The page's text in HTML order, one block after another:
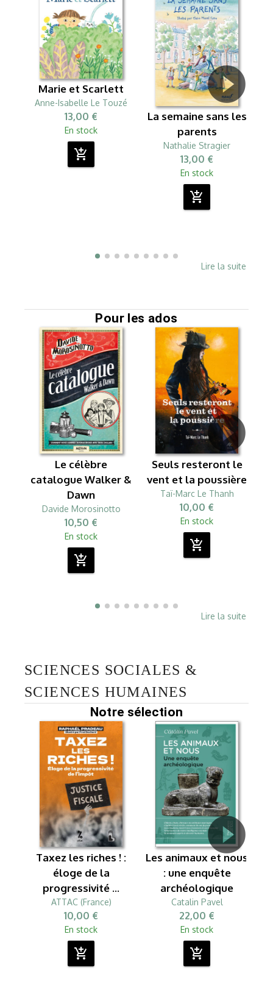
Marie et Scarlett
Anne-Isabelle Le Touzé
13,00 €
En stock
add_shopping_cart
La semaine sans les
parents
Nathalie Stragier
13,00 €
En stock
add_shopping_cart
Lire la suite
Pour les ados
Le célèbre
catalogue Walker &
Dawn
Davide Morosinotto
10,50 €
En stock
add_shopping_cart
Seuls resteront le
vent et la poussière
Taï-Marc Le Thanh
10,00 €
En stock
add_shopping_cart
Lire la suite
SCIENCES SOCIALES &
SCIENCES HUMAINES
Notre sélection
Taxez les riches ! :
éloge de la
progressivité ...
ATTAC (France)
10,00 €
En stock
add_shopping_cart
Les animaux et nous
: une enquête
archéologique
Catalin Pavel
22,00 €
En stock
add_shopping_cart